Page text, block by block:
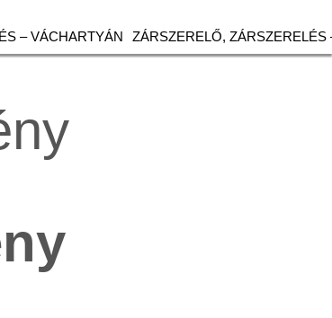
– VÁCHARTYÁN ZÁRSZERELŐ, ZÁRSZERELÉS